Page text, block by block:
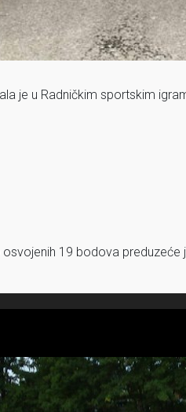
je u Radničkim sportskim
19 bodova